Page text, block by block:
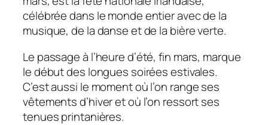
célébrée dans le monde entier avec de la
musique, de la danse et de la bière verte.
Le passage à l’heure d’été, fin mars, marque
le début des longues soirées estivales.
C’est aussi le moment où l’on range ses
vêtements d’hiver et où l’on ressort ses
tenues printanières.